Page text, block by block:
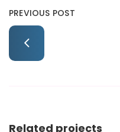
PREVIOUS POST
Related projects